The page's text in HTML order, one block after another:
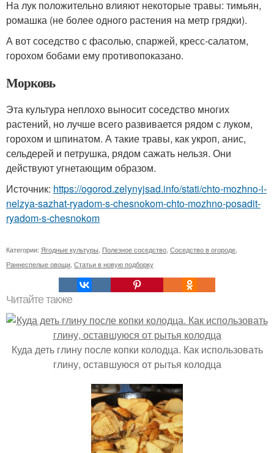
На лук положительно влияют некоторые травы: тимьян,
ромашка (не более одного растения на метр грядки).
А вот соседство с фасолью, спаржей, кресс-салатом,
горохом бобами ему противопоказано.
Морковь
Эта культура неплохо выносит соседство многих
растений, но лучше всего развивается рядом с луком,
горохом и шпинатом. А такие травы, как укроп, анис,
сельдерей и петрушка, рядом сажать нельзя. Они
действуют угнетающим образом.
Источник: https://ogorod.zelynyjsad.info/stati/chto-mozhno-i-
nelzya-sazhat-ryadom-s-chesnokom-chto-mozhno-posadit-
ryadom-s-chesnokom
Категории: Ягодные культуры Полезное соседство Соседство в огороде
Раннеспелые овощи Статьи в новую подборку
Читайте также
Куда деть глину после копки колодца. Как использовать
глину, оставшуюся от рытья колодца